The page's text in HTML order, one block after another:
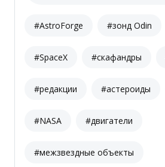
#AstroForge #зонд Odin
#SpaceX #скафандры
#редакции #астероиды
#NASA #двигатели
#межзвездные объекты